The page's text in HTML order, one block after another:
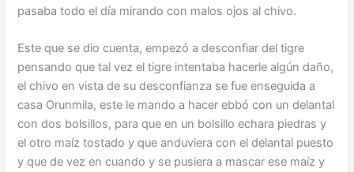
pasaba todo el día mirando con malos ojos al chivo.
Este que se dio cuenta, empezó a desconfiar del tigre
pensando que tal vez el tigre intentaba hacerle algún daño,
el chivo en vista de su desconfianza se fue enseguida a
casa Orunmila, este le mando a hacer ebbó con un delantal
con dos bolsillos, para que en un bolsillo echara piedras y
el otro maíz tostado y que anduviera con el delantal puesto
y que de vez en cuando y se pusiera a mascar ese maíz y